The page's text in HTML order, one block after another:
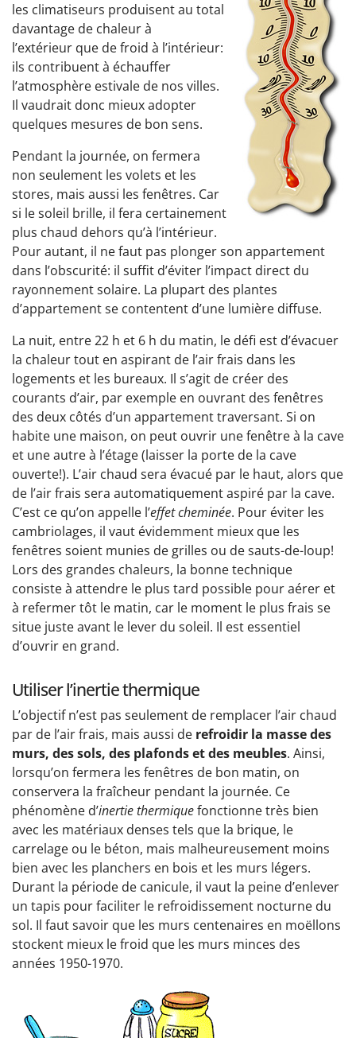
les climatiseurs produisent au total
davantage de chaleur à
l’extérieur que de froid à l’intérieur:
ils contribuent à échauffer
l’atmosphère estivale de nos villes.
Il vaudrait donc mieux adopter
quelques mesures de bon sens.
Pendant la journée, on fermera
non seulement les volets et les
stores, mais aussi les fenêtres. Car
si le soleil brille, il fera certainement
plus chaud dehors qu’à l’intérieur.
Pour autant, il ne faut pas plonger son appartement
dans l’obscurité: il suffit d’éviter l’impact direct du
rayonnement solaire. La plupart des plantes
d’appartement se contentent d’une lumière diffuse.
La nuit, entre 22 h et 6 h du matin, le défi est d’évacuer
la chaleur tout en aspirant de l’air frais dans les
logements et les bureaux. Il s’agit de créer des
courants d’air, par exemple en ouvrant des fenêtres
des deux côtés d’un appartement traversant. Si on
habite une maison, on peut ouvrir une fenêtre à la cave
et une autre à l’étage (laisser la porte de la cave
ouverte!). L’air chaud sera évacué par le haut, alors que
de l’air frais sera automatiquement aspiré par la cave.
C’est ce qu’on appelle l’effet cheminée. Pour éviter les
cambriolages, il vaut évidemment mieux que les
fenêtres soient munies de grilles ou de sauts-de-loup!
Lors des grandes chaleurs, la bonne technique
consiste à attendre le plus tard possible pour aérer et
à refermer tôt le matin, car le moment le plus frais se
situe juste avant le lever du soleil. Il est essentiel
d’ouvrir en grand.
Utiliser l’inertie thermique
L’objectif n’est pas seulement de remplacer l’air chaud
par de l’air frais, mais aussi de refroidir la masse des
murs, des sols, des plafonds et des meubles. Ainsi,
lorsqu’on fermera les fenêtres de bon matin, on
conservera la fraîcheur pendant la journée. Ce
phénomène d’inertie thermiquefonctionne très bien
avec les matériaux denses tels que la brique, le
carrelage ou le béton, mais malheureusement moins
bien avec les planchers en bois et les murs légers.
Durant la période de canicule, il vaut la peine d’enlever
un tapis pour faciliter le refroidissement nocturne du
sol. Il faut savoir que les murs centenaires en moëllons
stockent mieux le froid que les murs minces des
années 1950-1970.